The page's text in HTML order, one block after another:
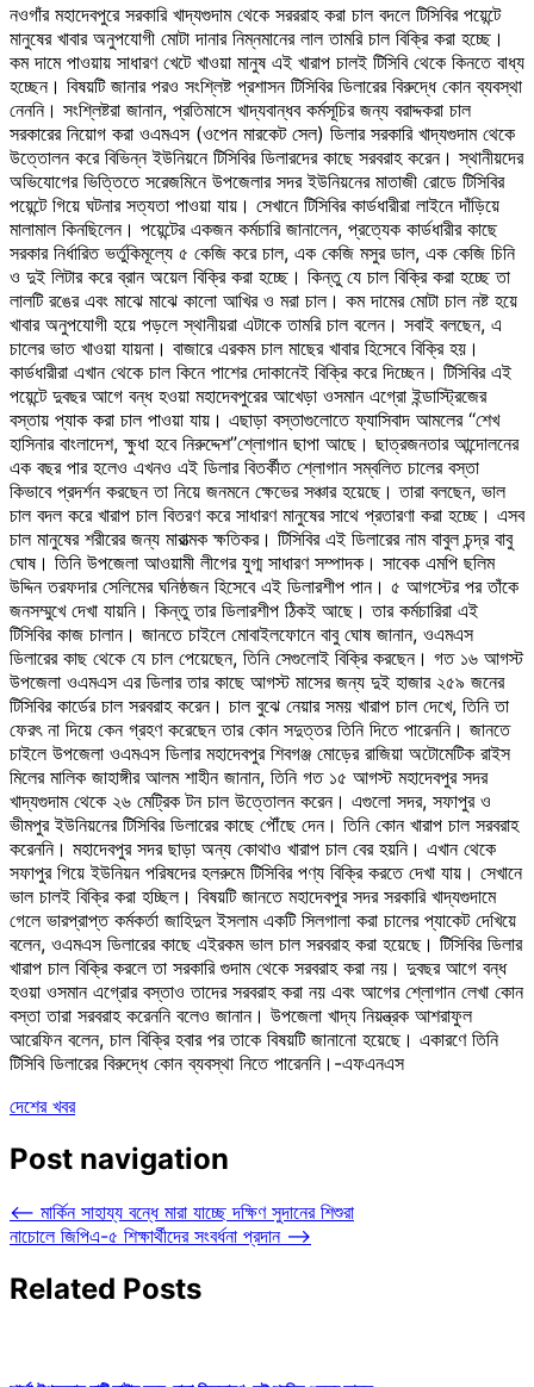
নওগাঁর মহাদেবপুরে সরকারি খাদ্যগুদাম থেকে সরররাহ করা চাল বদলে টিসিবির পয়েন্টে
মানুষের খাবার অনুপযোগী মোটা দানার নিম্নমানের লাল তামরি চাল বিক্রি করা হচ্ছে।
কম দামে পাওয়ায় সাধারণ খেটে খাওয়া মানুষ এই খারাপ চালই টিসিবি থেকে কিনতে বাধ্য
হচ্ছেন। বিষয়টি জানার পরও সংশ্লিষ্ট প্রশাসন টিসিবির ডিলারের বিরুদ্ধে কোন ব্যবস্থা
নেননি। সংশ্লিষ্টরা জানান, প্রতিমাসে খাদ্যবান্ধব কর্মসূচির জন্য বরাদ্দকরা চাল
সরকারের নিয়োগ করা ওএমএস (ওপেন মারকেট সেল) ডিলার সরকারি খাদ্যগুদাম থেকে
উত্তোলন করে বিভিন্ন ইউনিয়নে টিসিবির ডিলারদের কাছে সরবরাহ করেন। স্থানীয়দের
অভিযোগের ভিত্তিতে সরেজমিনে উপজেলার সদর ইউনিয়নের মাতাজী রোডে টিসিবির
পয়েন্টে গিয়ে ঘটনার সত্যতা পাওয়া যায়। সেখানে টিসিবির কার্ডধারীরা লাইনে দাঁড়িয়ে
মালামাল কিনছিলেন। পয়েন্টের একজন কর্মচারি জানালেন, প্রত্যেক কার্ডধারীর কাছে
সরকার নির্ধারিত ভর্তুকিমূল্যে ৫ কেজি করে চাল, এক কেজি মসুর ডাল, এক কেজি চিনি
ও দুই লিটার করে ব্রান অয়েল বিক্রি করা হচ্ছে। কিন্তু যে চাল বিক্রি করা হচ্ছে তা
লালটি রঙের এবং মাঝে মাঝে কালো আখির ও মরা চাল। কম দামের মোটা চাল নষ্ট হয়ে
খাবার অনুপযোগী হয়ে পড়লে স্থানীয়রা এটাকে তামরি চাল বলেন। সবাই বলছেন, এ
চালের ভাত খাওয়া যায়না। বাজারে এরকম চাল মাছের খাবার হিসেবে বিক্রি হয়।
কার্ডধারীরা এখান থেকে চাল কিনে পাশের দোকানেই বিক্রি করে দিচ্ছেন। টিসিবির এই
পয়েন্টে দুবছর আগে বন্ধ হওয়া মহাদেবপুরের আখেড়া ওসমান এগ্রো ইন্ডাস্ট্রিজের
বস্তায় প্যাক করা চাল পাওয়া যায়। এছাড়া বস্তাগুলোতে ফ্যাসিবাদ আমলের ‘‘শেখ
হাসিনার বাংলাদেশ, ক্ষুধা হবে নিরুদ্দেশ”শ্লোগান ছাপা আছে। ছাত্রজনতার আন্দোলনের
এক বছর পার হলেও এখনও এই ডিলার বিতর্কীত শ্লোগান সম্বলিত চালের বস্তা
কিভাবে প্রদর্শন করছেন তা নিয়ে জনমনে ক্ষেভের সঞ্চার হয়েছে। তারা বলছেন, ভাল
চাল বদল করে খারাপ চাল বিতরণ করে সাধারণ মানুষের সাথে প্রতারণা করা হচ্ছে। এসব
চাল মানুষের শরীরের জন্য মারাত্মক ক্ষতিকর। টিসিবির এই ডিলারের নাম বাবুল চন্দ্র বাবু
ঘোষ। তিনি উপজেলা আওয়ামী লীগের যুগ্ম সাধারণ সম্পাদক। সাবেক এমপি ছলিম
উদ্দিন তরফদার সেলিমের ঘনিষ্ঠজন হিসেবে এই ডিলারশীপ পান। ৫ আগস্টের পর তাঁকে
জনসম্মুখে দেখা যায়নি। কিন্তু তার ডিলারশীপ ঠিকই আছে। তার কর্মচারিরা এই
টিসিবির কাজ চালান। জানতে চাইলে মোবাইলফোনে বাবু ঘোষ জানান, ওএমএস
ডিলারের কাছ থেকে যে চাল পেয়েছেন, তিনি সেগুলোই বিক্রি করছেন। গত ১৬ আগস্ট
উপজেলা ওএমএস এর ডিলার তার কাছে আগস্ট মাসের জন্য দুই হাজার ২৫৯ জনের
টিসিবির কার্ডের চাল সরবরাহ করেন। চাল বুঝে নেয়ার সময় খারাপ চাল দেখে, তিনি তা
ফেরৎ না দিয়ে কেন গ্রহণ করেছেন তার কোন সদুত্তর তিনি দিতে পারেননি। জানতে
চাইলে উপজেলা ওএমএস ডিলার মহাদেবপুর শিবগঞ্জ মোড়ের রাজিয়া অটোমেটিক রাইস
মিলের মালিক জাহাঙ্গীর আলম শাহীন জানান, তিনি গত ১৫ আগস্ট মহাদেবপুর সদর
খাদ্যগুদাম থেকে ২৬ মেট্রিক টন চাল উত্তোলন করেন। এগুলো সদর, সফাপুর ও
ভীমপুর ইউনিয়নের টিসিবির ডিলারের কাছে পৌঁছে দেন। তিনি কোন খারাপ চাল সরবরাহ
করেননি। মহাদেবপুর সদর ছাড়া অন্য কোথাও খারাপ চাল বের হয়নি। এখান থেকে
সফাপুর গিয়ে ইউনিয়ন পরিষদের হলরুমে টিসিবির পণ্য বিক্রি করতে দেখা যায়। সেখানে
ভাল চালই বিক্রি করা হচ্ছিল। বিষয়টি জানতে মহাদেবপুর সদর সরকারি খাদ্যগুদামে
গেলে ভারপ্রাপ্ত কর্মকর্তা জাহিদুল ইসলাম একটি সিলগালা করা চালের প্যাকেট দেখিয়ে
বলেন, ওএমএস ডিলারের কাছে এইরকম ভাল চাল সরবরাহ করা হয়েছে। টিসিবির ডিলার
খারাপ চাল বিক্রি করলে তা সরকারি গুদাম থেকে সরবরাহ করা নয়। দুবছর আগে বন্ধ
হওয়া ওসমান এগ্রোর বস্তাও তাদের সরবরাহ করা নয় এবং আগের শ্লোগান লেখা কোন
বস্তা তারা সরবরাহ করেননি বলেও জানান। উপজেলা খাদ্য নিয়ন্ত্রক আশরাফুল
আরেফিন বলেন, চাল বিক্রি হবার পর তাকে বিষয়টি জানানো হয়েছে। একারণে তিনি
টিসিবি ডিলারের বিরুদ্ধে কোন ব্যবস্থা নিতে পারেননি।-এফএনএস
দেশের খবর
Post navigation
⟵ মার্কিন সাহায্য বন্ধে মারা যাচ্ছে দক্ষিণ সুদানের শিশুরা
নাচোলে জিপিএ-৫ শিক্ষার্থীদের সংবর্ধনা প্রদান ⟶
Related Posts